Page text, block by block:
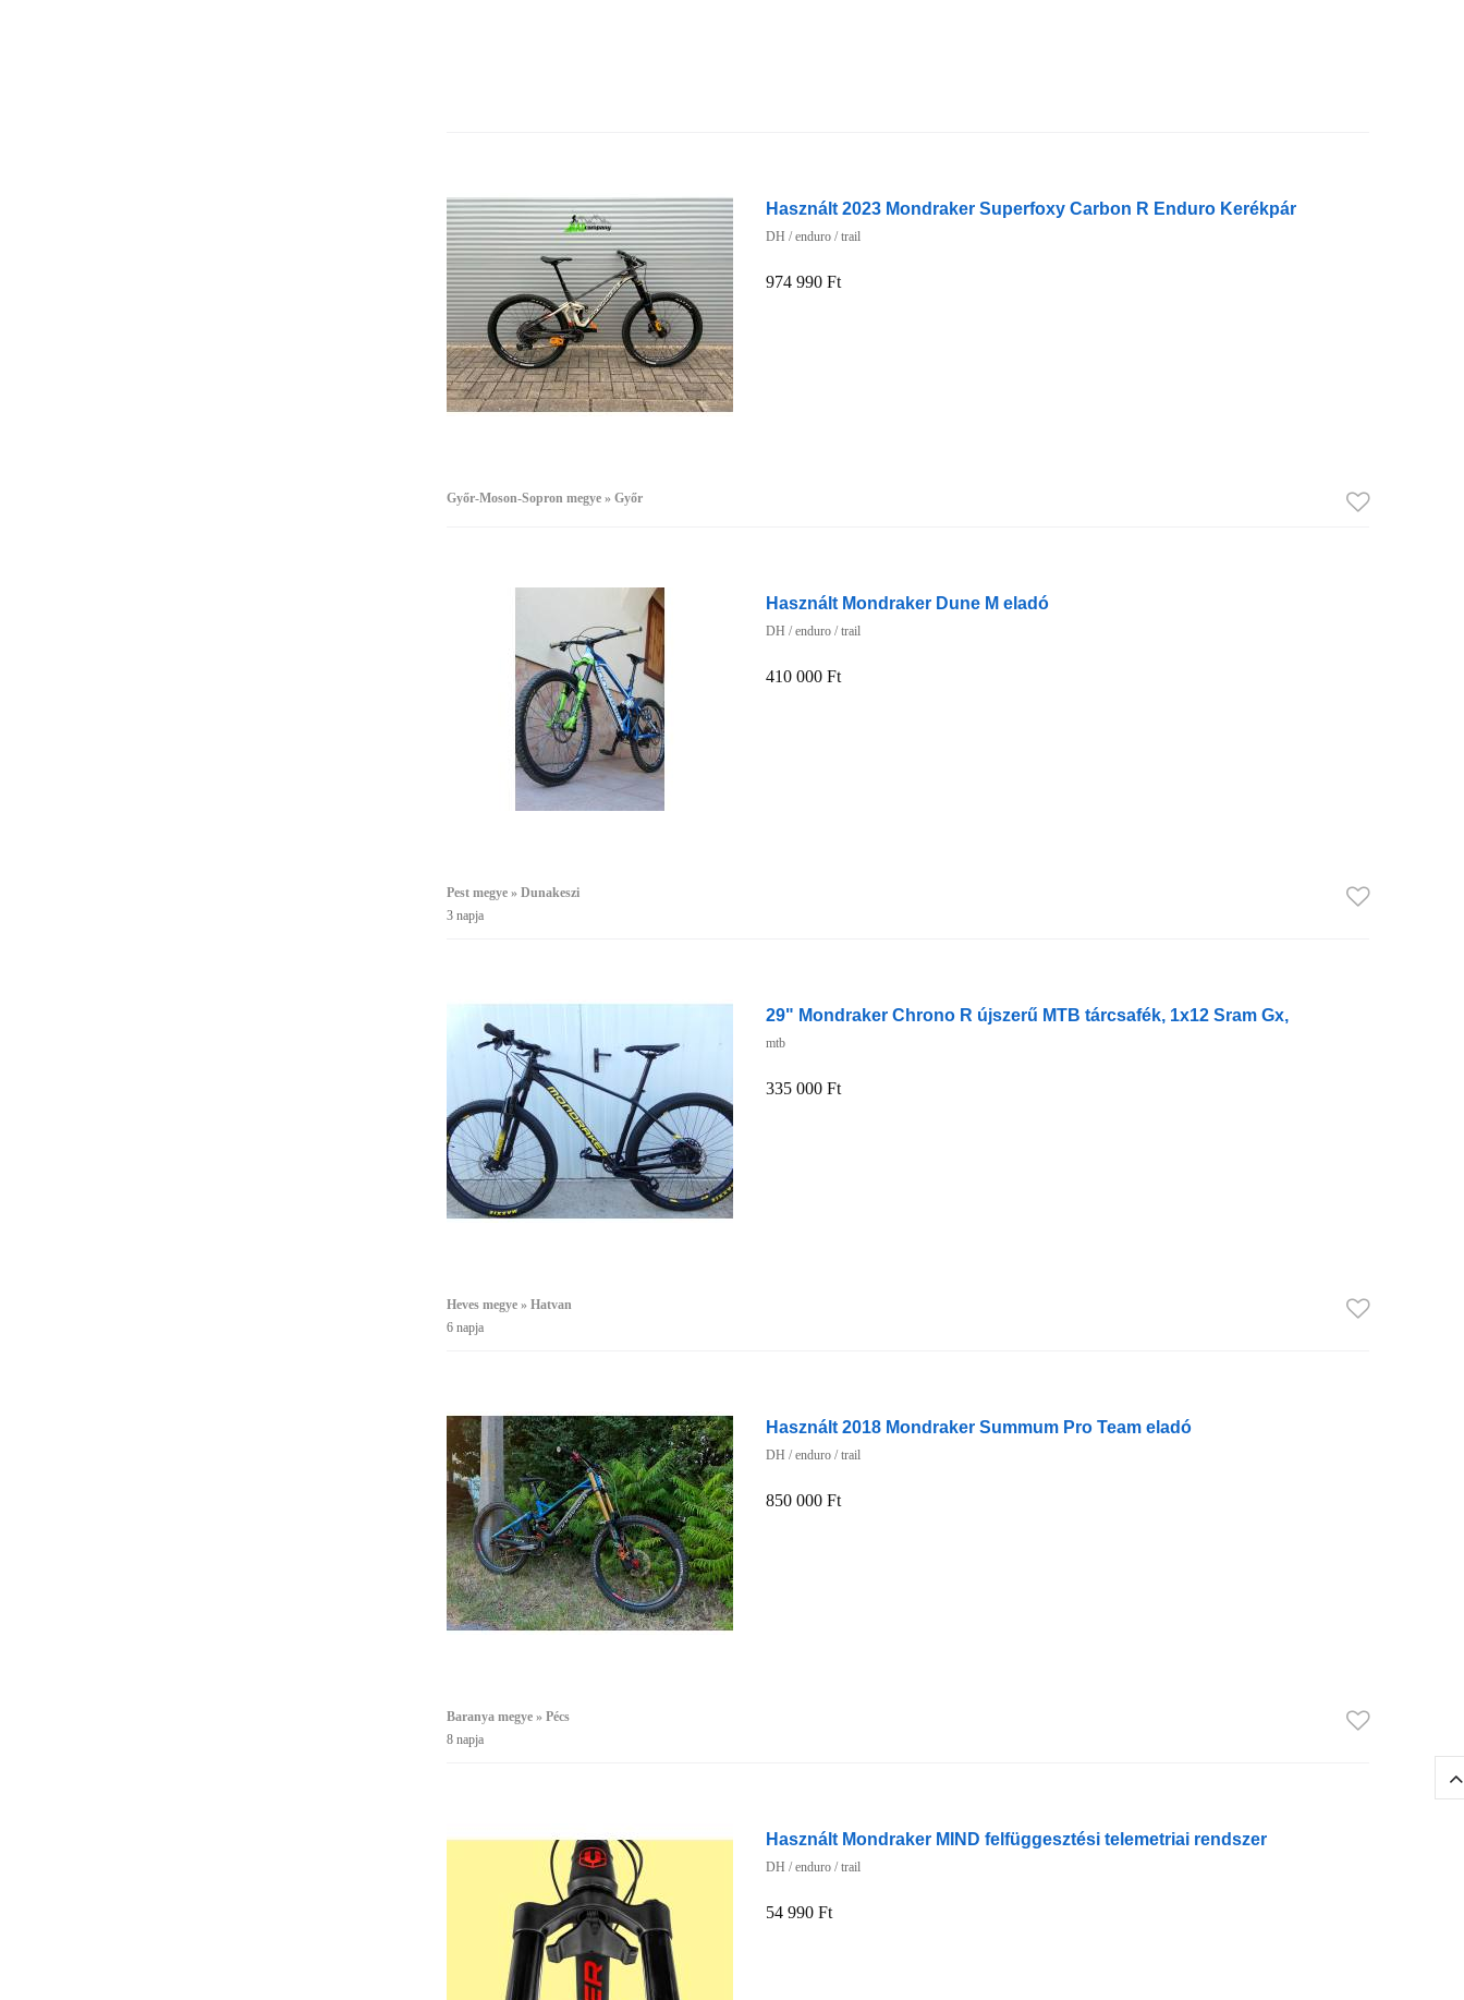
Használt 2023 Mondraker Superfoxy Carbon R Enduro Kerékpár
DH / enduro / trail
974 990 Ft
Győr-Moson-Sopron megye » Győr
Használt Mondraker Dune M eladó
DH / enduro / trail
410 000 Ft
Pest megye » Dunakeszi
3 napja
29" Mondraker Chrono R újszerű MTB tárcsafék, 1x12 Sram Gx,
mtb
335 000 Ft
Heves megye » Hatvan
6 napja
Használt 2018 Mondraker Summum Pro Team eladó
DH / enduro / trail
850 000 Ft
Baranya megye » Pécs
8 napja
Használt Mondraker MIND felfüggesztési telemetriai rendszer
DH / enduro / trail
54 990 Ft